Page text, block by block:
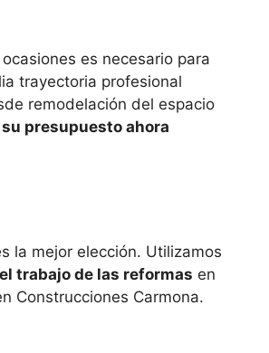
es necesario para
trayectoria profesional
remodelación del espacio
su presupuesto ahora
la mejor elección. Utilizamos
trabajo de las reformas en
Construcciones Carmona.